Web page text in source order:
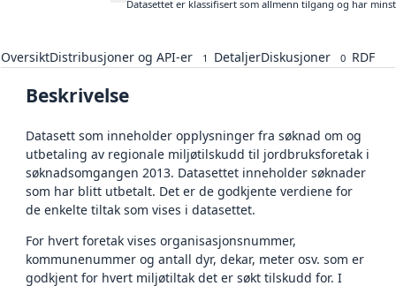
Datasettet er klassifisert som allmenn tilgang og har
OversiktDistribusjoner og API-er 1 DetaljerDiskusjoner 0 RDF
Beskrivelse
Datasett som inneholder opplysninger fra søknad om og
utbetaling av regionale miljøtilskudd til jordbruksforetak i
søknadsomgangen 2013. Datasettet inneholder søknader
som har blitt utbetalt. Det er de godkjente verdiene for
de enkelte tiltak som vises i datasettet.
For hvert foretak vises organisasjonsnummer,
kommunenummer og antall dyr, dekar, meter osv. som er
godkjent for hvert miljøtiltak det er søkt tilskudd for. I